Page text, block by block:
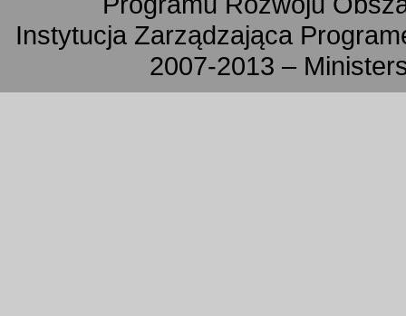
Instytucja Zarządzająca
2007-2013 –